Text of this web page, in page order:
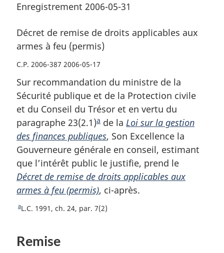
Enregistrement 2006-05-31
Décret de remise de droits applicables aux
armes à feu (permis)
C.P. 2006-387 2006-05-17
Sur recommandation du ministre de la
Sécurité publique et de la Protection civile
et du Conseil du Trésor et en vertu du
paragraphe 23(2.1)N
o
t
e
d
e
b
a de la Loi sur la gestion
des finances publiques, Son Excellence la
Gouverneure générale en conseil, estimant
que l’intérêt public le justifie, prend le
Décret de remise de droits applicables aux
armes à feu (permis), ci-après.
R
o
aL.C. 1991, ch. 24, par. 7(2)
Remise